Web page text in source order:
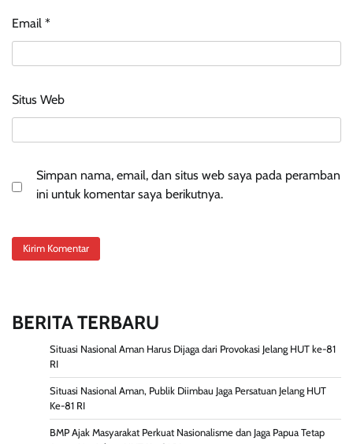
Email *
Situs Web
Simpan nama, email, dan situs web saya pada peramban
ini untuk komentar saya berikutnya.
BERITA TERBARU
Situasi Nasional Aman Harus Dijaga dari Provokasi Jelang HUT ke-81
RI
Situasi Nasional Aman, Publik Diimbau Jaga Persatuan Jelang HUT
Ke-81 RI
BMP Ajak Masyarakat Perkuat Nasionalisme dan Jaga Papua Tetap